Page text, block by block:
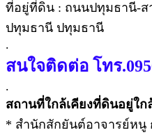
ที่อยู่ที่ดิน : ถนนปทุมธานี-ส
ปทุมธานี ปทุมธานี
.
สนใจติดต่อ โทร
.
สถานที่ใกล้เคียงที่ดินอยู่ใ
* สำนักสักยันต์อาจารย์หนู